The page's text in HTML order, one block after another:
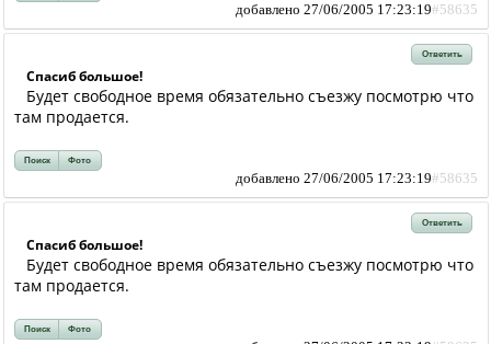
добавлено 27/06/2005 17:23:19#58635
Ответить
Спасиб большое!
Будет свободное время обязательно съезжу посмотрю что
там продается.
Поиск Фото
добавлено 27/06/2005 17:23:19#58635
Ответить
Спасиб большое!
Будет свободное время обязательно съезжу посмотрю что
там продается.
Поиск Фото